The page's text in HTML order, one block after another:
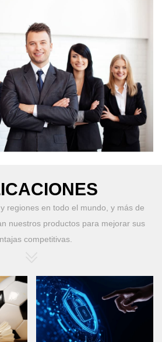
regiones en todo el mundo, y más de
nuestros productos para mejorar sus
competitivas.